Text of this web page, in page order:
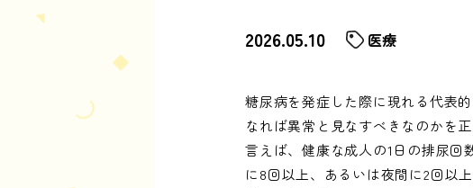
2026.05.10 医療
糖尿病を発症した際に現れる代表
なれば異常と見なすべきなのかを
言えば、健康な成人の1日の排尿回
に8回以上、あるいは夜間に2回以